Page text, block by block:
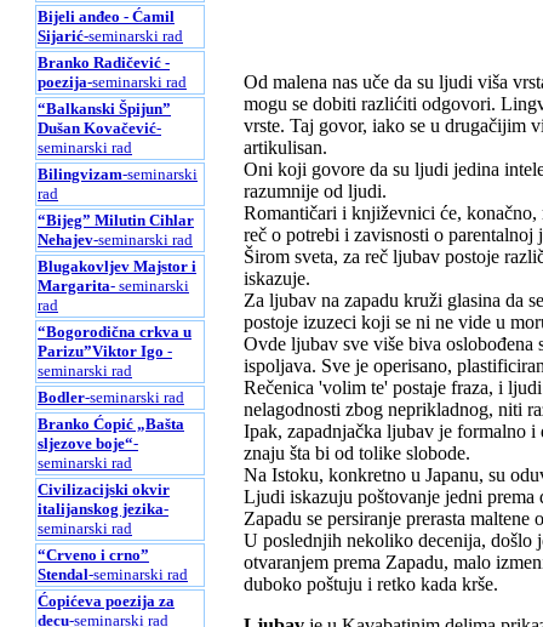
Bijeli anđeo - Ćamil
Sijarić-seminarski rad
Branko Radičević -
poezija-seminarski rad
“Balkanski Špijun”
Dušan Kovačević-
seminarski rad
Bilingvizam-seminarski
rad
“Bijeg” Milutin Cihlar
Nehajev-seminarski rad
Blugakovljev Majstor i
Margarita- seminarski
rad
“Bogorodična crkva u
Parizu”Viktor Igo -
seminarski rad
Bodler-seminarski rad
Branko Ćopić „Bašta
sljezove boje“-
seminarski rad
Civilizacijski okvir
italijanskog jezika-
seminarski rad
“Crveno i crno”
Stendal-seminarski rad
Ćopićeva poezija za
decu-seminarski rad
Od malena nas uče da su ljudi viša
mogu se dobiti razlićiti odgovori.
vrste. Taj govor, iako se u drugačijim
artikulisan.
Oni koji govore da su ljudi jedina
razumnije od ljudi.
Romantičari i književnici će,
reč o potrebi i zavisnosti o parentalnoj
Širom sveta, za reč ljubav postoje
iskazuje.
Za ljubav na zapadu kruži glasina da
postoje izuzeci koji se ni ne vide u
Ovde ljubav sve više biva
ispoljava. Sve je operisano,
Rečenica 'volim te' postaje fraza, i
nelagodnosti zbog neprikladnog, niti
Ipak, zapadnjačka ljubav je formalno i
znaju šta bi od tolike slobode.
Na Istoku, konkretno u Japanu, su
Ljudi iskazuju poštovanje jedni prema
Zapadu se persiranje prerasta
U poslednjih nekoliko decenija, došlo
otvaranjem prema Zapadu, malo
duboko poštuju i retko kada krše.